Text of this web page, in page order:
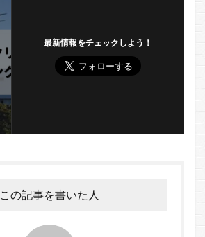
最新情報をチェックしよう！
この記事を書いた人